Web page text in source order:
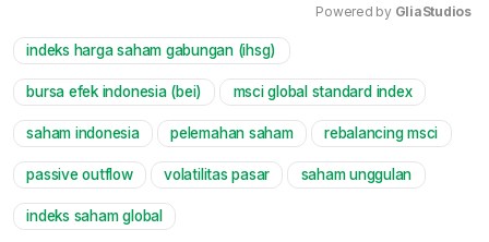
Powered by GliaStudios
indeks harga saham gabungan (ihsg)
bursa efek indonesia (bei) msci global standard index
saham indonesia pelemahan saham rebalancing msci
passive outflow volatilitas pasar saham unggulan
indeks saham global